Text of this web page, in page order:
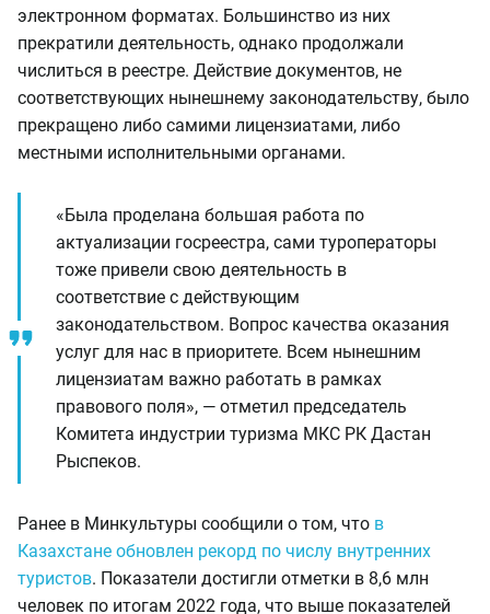
электронном форматах. Большинство из них
прекратили деятельность, однако продолжали
числиться в реестре. Действие документов, не
соответствующих нынешнему законодательству, было
прекращено либо самими лицензиатами, либо
местными исполнительными органами.
«Была проделана большая работа по
актуализации госреестра, сами туроператоры
тоже привели свою деятельность в
соответствие с действующим
законодательством. Вопрос качества оказания
услуг для нас в приоритете. Всем нынешним
лицензиатам важно работать в рамках
правового поля», — отметил председатель
Комитета индустрии туризма МКС РК Дастан
Рыспеков.
Ранее в Минкультуры сообщили о том, что в
Казахстане обновлен рекорд по числу внутренних
туристов. Показатели достигли отметки в 8,6 млн
человек по итогам 2022 года, что выше показателей